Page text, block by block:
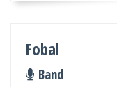
Fobal
Band